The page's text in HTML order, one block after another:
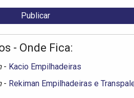
- Onde Fica:
- Kacio Empilhadeiras
- Rekiman Empilhadeiras e